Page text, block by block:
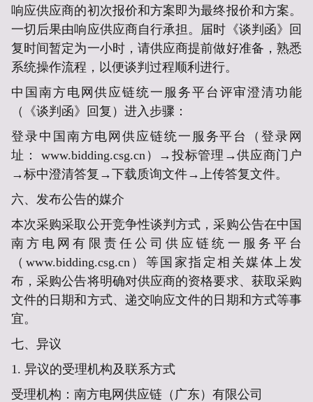
响应供应商的初次报价和方案即为最终报价和方案。
一切后果由响应供应商自行承担。届时《谈判函》回
复时间暂定为一小时，请供应商提前做好准备，熟悉
系统操作流程，以便谈判过程顺利进行。
中国南方电网供应链统一服务平台 评审澄清功能
（《谈判函》回复）进入步骤：
登录中国南方电网供应链统一服务平台（登录网
址：
www.bidding.csg.cn）→投标管理→供应商门户
→标中澄清答复→下载质询文件→上传答复文件。
六、 发布公告的媒介
本次采购采取公开竞争性谈判方式，采购公告在中国
南方电网有限责任公司供应链统一服务平台
（ www.bidding.csg.cn ） 等国家指定相关媒体上 发
布，采购公告将明确对供应商的资格要求、获取采购
文件的日期和方式、递交响应文件的日期和方式等事
宜。
七、 异议
1. 异议的受理机构及联系方式
受理机构：南方电网供应链（广东）有限公司